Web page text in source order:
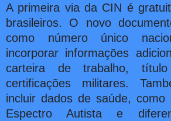
A primeira via da CIN é
brasileiros. O novo
como número único
incorporar informações
carteira de trabalho,
certificações militares.
incluir dados de saúde, como
Espectro Autista e